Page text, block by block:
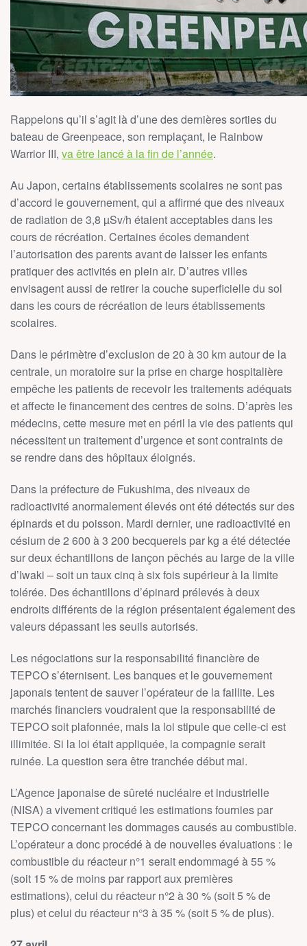
Rappelons qu’il s’agit là d’une des dernières sorties du
bateau de Greenpeace, son remplaçant, le Rainbow
Warrior III, va être lancé à la fin de l’année.
Au Japon, certains établissements scolaires ne sont pas
d’accord le gouvernement, qui a affirmé que des niveaux
de radiation de 3,8 µSv/h étaient acceptables dans les
cours de récréation. Certaines écoles demandent
l’autorisation des parents avant de laisser les enfants
pratiquer des activités en plein air. D’autres villes
envisagent aussi de retirer la couche superficielle du sol
dans les cours de récréation de leurs établissements
scolaires.
Dans le périmètre d’exclusion de 20 à 30 km autour de la
centrale, un moratoire sur la prise en charge hospitalière
empêche les patients de recevoir les traitements adéquats
et affecte le financement des centres de soins. D’après les
médecins, cette mesure met en péril la vie des patients qui
nécessitent un traitement d’urgence et sont contraints de
se rendre dans des hôpitaux éloignés.
Dans la préfecture de Fukushima, des niveaux de
radioactivité anormalement élevés ont été détectés sur des
épinards et du poisson. Mardi dernier, une radioactivité en
césium de 2 600 à 3 200 becquerels par kg a été détectée
sur deux échantillons de lançon pêchés au large de la ville
d’Iwaki – soit un taux cinq à six fois supérieur à la limite
tolérée. Des échantillons d’épinard prélevés à deux
endroits différents de la région présentaient également des
valeurs dépassant les seuils autorisés.
Les négociations sur la responsabilité financière de
TEPCO s’éternisent. Les banques et le gouvernement
japonais tentent de sauver l’opérateur de la faillite. Les
marchés financiers voudraient que la responsabilité de
TEPCO soit plafonnée, mais la loi stipule que celle-ci est
illimitée. Si la loi était appliquée, la compagnie serait
ruinée. La question sera être tranchée début mai.
L’Agence japonaise de sûreté nucléaire et industrielle
(NISA) a vivement critiqué les estimations fournies par
TEPCO concernant les dommages causés au combustible.
L’opérateur a donc procédé à de nouvelles évaluations : le
combustible du réacteur n°1 serait endommagé à 55 %
(soit 15 % de moins par rapport aux premières
estimations), celui du réacteur n°2 à 30 % (soit 5 % de
plus) et celui du réacteur n°3 à 35 % (soit 5 % de plus).